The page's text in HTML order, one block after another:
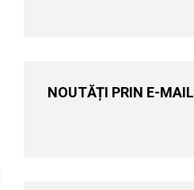
NOUTĂȚI PRIN E-MAIL